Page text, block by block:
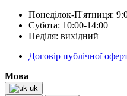
Понеділок-П'ятниця:
Субота: 10:00-14:00
Неділя: вихідний
Договір публічної
Мова
uk